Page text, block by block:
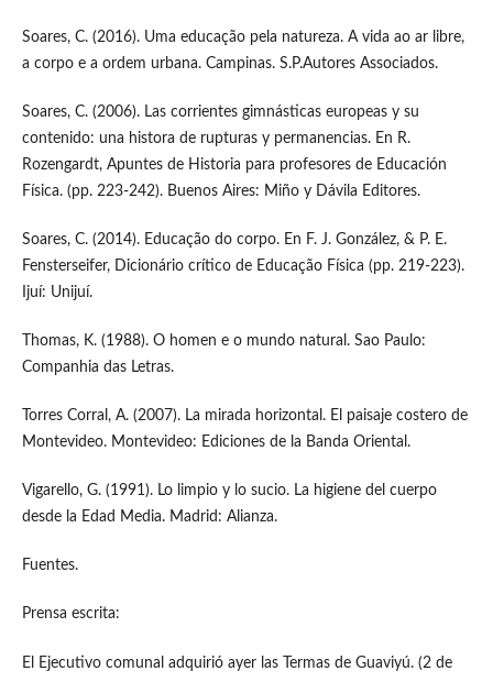
Soares, C. (2016). Uma educação pela natureza. A vida ao ar libre,
a corpo e a ordem urbana. Campinas. S.P.Autores Associados.
Soares, C. (2006). Las corrientes gimnásticas europeas y su
contenido: una histora de rupturas y permanencias. En R.
Rozengardt, Apuntes de Historia para profesores de Educación
Física. (pp. 223-242). Buenos Aires: Miño y Dávila Editores.
Soares, C. (2014). Educação do corpo. En F. J. González, & P. E.
Fensterseifer, Dicionário crítico de Educação Física (pp. 219-223).
Ijuí: Unijuí.
Thomas, K. (1988). O homen e o mundo natural. Sao Paulo:
Companhia das Letras.
Torres Corral, A. (2007). La mirada horizontal. El paisaje costero de
Montevideo. Montevideo: Ediciones de la Banda Oriental.
Vigarello, G. (1991). Lo limpio y lo sucio. La higiene del cuerpo
desde la Edad Media. Madrid: Alianza.
Fuentes.
Prensa escrita:
El Ejecutivo comunal adquirió ayer las Termas de Guaviyú. (2 de